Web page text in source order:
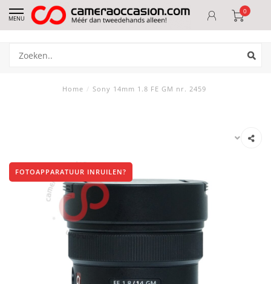
MENU
0
Home / Sony 14mm 1.8 FE GM nr. 2459
FOTOAPPARATUUR INRUILEN?